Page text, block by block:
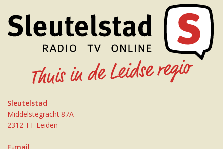
Sleutelstad
Middelstegracht 87A
2312 TT Leiden
E-mail